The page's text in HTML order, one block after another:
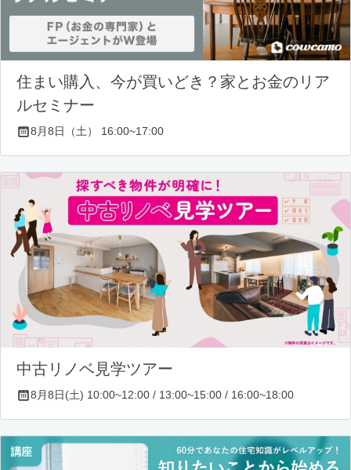
住まい購入、今が買いどき？家とお金のリア
ルセミナー
8月8日（土） 16:00~17:00
中古リノベ見学ツアー
8月8日(土) 10:00~12:00 / 13:00~15:00 / 16:00~18:00